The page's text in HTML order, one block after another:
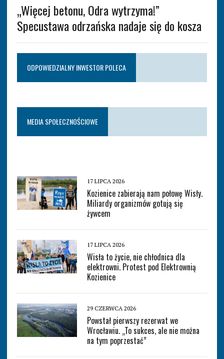
„Więcej betonu, Odra wytrzyma!”
Specustawa odrzańska nadaje się do kosza
ODPOWIEDZIALNY INWESTOR POLECA
MEDIA SPOŁECZNOŚCIOWE
17 LIPCA 2026
Kozienice zabierają nam połowę Wisły.
Miliardy organizmów gotują się
żywcem
17 LIPCA 2026
Wisła to życie, nie chłodnica dla
elektrowni. Protest pod Elektrownią
Kozienice
29 CZERWCA 2026
Powstał pierwszy rezerwat we
Wrocławiu. „To sukces, ale nie można
na tym poprzestać”